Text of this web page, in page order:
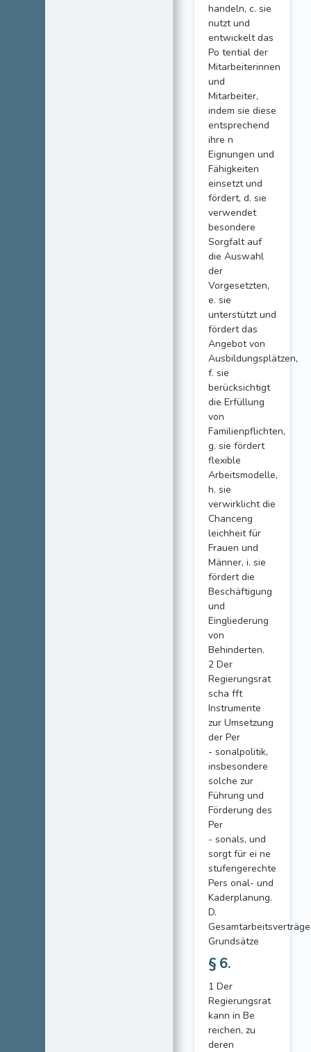
handeln, c. sie
nutzt und
entwickelt das
Po tential der
Mitarbeiterinnen
und
Mitarbeiter,
indem sie diese
entsprechend
ihre n
Eignungen und
Fähigkeiten
einsetzt und
fördert, d. sie
verwendet
besondere
Sorgfalt auf
die Auswahl
der
Vorgesetzten,
e. sie
unterstützt und
fördert das
Angebot von
Ausbildungsplätzen,
f. sie
berücksichtigt
die Erfüllung
von
Familienpflichten,
g. sie fördert
flexible
Arbeitsmodelle,
h. sie
verwirklicht die
Chanceng
leichheit für
Frauen und
Männer, i. sie
fördert die
Beschäftigung
und
Eingliederung
von
Behinderten.
2 Der
Regierungsrat
scha fft
Instrumente
zur Umsetzung
der Per
- sonalpolitik,
insbesondere
solche zur
Führung und
Förderung des
Per
- sonals, und
sorgt für ei ne
stufengerechte
Pers onal- und
Kaderplanung.
D.
Gesamtarbeitsverträge
Grundsätze
§ 6.
1 Der
Regierungsrat
kann in Be
reichen, zu
deren